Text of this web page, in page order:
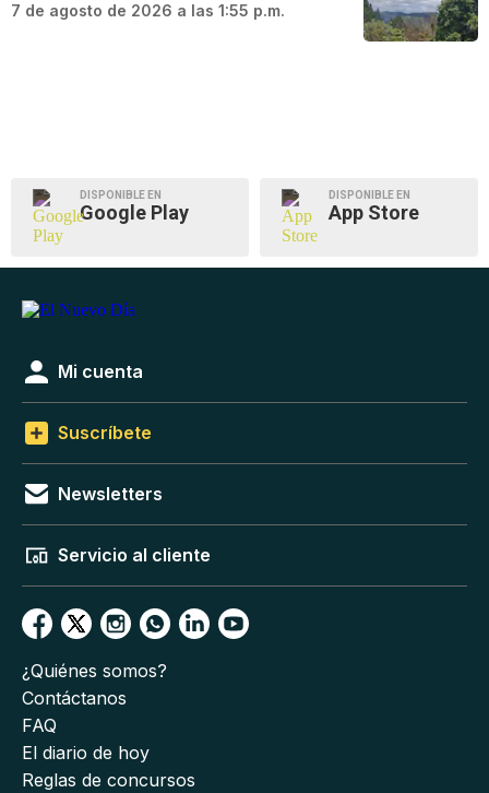
7 de agosto de 2026 a las 1:55 p.m.
DISPONIBLE EN
Google Play
DISPONIBLE EN
App Store
Mi cuenta
Suscríbete
Newsletters
Servicio al cliente
¿Quiénes somos?
Contáctanos
FAQ
El diario de hoy
Reglas de concursos